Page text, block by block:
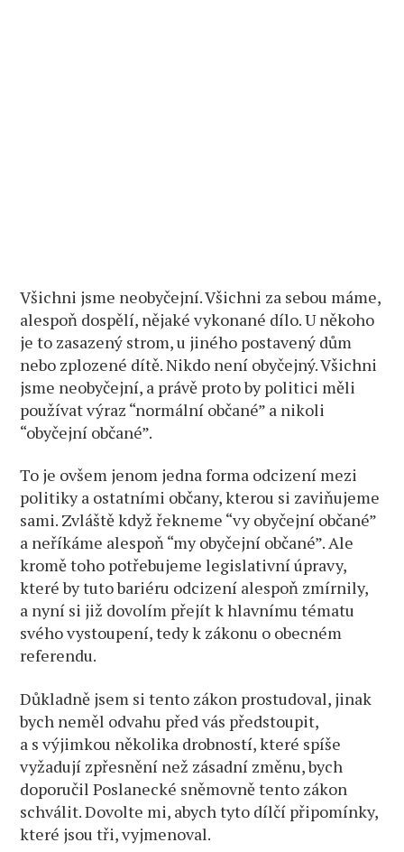
Všichni jsme neobyčejní. Všichni za sebou máme,
alespoň dospělí, nějaké vykonané dílo. U někoho
je to zasazený strom, u jiného postavený dům
nebo zplozené dítě. Nikdo není obyčejný. Všichni
jsme neobyčejní, a právě proto by politici měli
používat výraz “normální občané” a nikoli
“obyčejní občané”.
To je ovšem jenom jedna forma odcizení mezi
politiky a ostatními občany, kterou si zaviňujeme
sami. Zvláště když řekneme “vy obyčejní občané”
a neříkáme alespoň “my obyčejní občané”. Ale
kromě toho potřebujeme legislativní úpravy,
které by tuto bariéru odcizení alespoň zmírnily,
a nyní si již dovolím přejít k hlavnímu tématu
svého vystoupení, tedy k zákonu o obecném
referendu.
Důkladně jsem si tento zákon prostudoval, jinak
bych neměl odvahu před vás předstoupit,
a s výjimkou několika drobností, které spíše
vyžadují zpřesnění než zásadní změnu, bych
doporučil Poslanecké sněmovně tento zákon
schválit. Dovolte mi, abych tyto dílčí připomínky,
které jsou tři, vyjmenoval.